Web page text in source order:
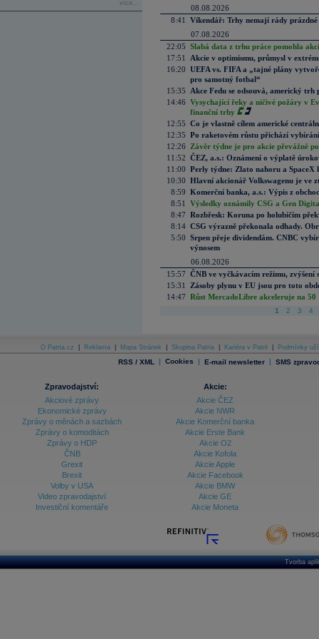
více...
08.08.2026
8:41
Víkendář: Trhy nemají rády prázdné
07.08.2026
22:05 Slabá data z trhu práce pomohla
17:51
Akcie v optimismu, průmysl v
16:20 UEFA vs. FIFA a „tajné plány
pro samotný fotbal“
15:35
Akce Fedu se odsouvá, americký
14:46 Vysychající řeky a ničivé požáry v
finanční trhy
12:55 Co je vlastně cílem americké
12:35 Po raketovém růstu přichází
12:26
Závěr týdne je pro akcie převážně
11:52 ČEZ, a.s.: Oznámení o výplatě
11:00 Perly týdne: Zlato nahoru a SpaceX
10:30 Hlavní akcionář Volkswagenu je ve
8:59 Komerční banka, a.s.: Výpis z
8:51
Výsledky oznámily CSG a Gen
8:47 Rozbřesk: Koruna po holubičím
8:14 CSG výrazně překonala odhady.
5:50 Srpen přeje dividendám. CNBC
výnosem
06.08.2026
15:57 ČNB ve vyčkávacím režimu, zvýšení
15:31
Zásoby plynu v EU jsou pro toto
14:47 Růst MercadoLibre akceleruje na
1 2 3 4
O Patria.cz Reklama Mapa Stránek Skupina Patria Kariéra v Patrii Podmínky
RSS / XML | Cookies | E-mail newsletter | SMS
Zpravodajství:
Akciové zprávy
Ekonomické zprávy
Zprávy o měnách a sazbách
Zprávy o komoditách
Zprávy o HDP
ČNB
Grexit
Brexit
Volby v USA
Video zpravodajství
Investiční komentáře
Akcie:
Akcie ČEZ
Akcie NWR
Akcie Komerční banka
Akcie Erste Bank
Akcie O2
Akcie Kofola
Akcie Apple
Akcie Facebook
Akcie BMW
Akcie GE
Akcie Moneta
Tvorba